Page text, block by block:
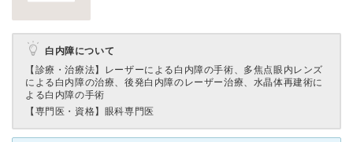
白内障について
【診療・治療法】 レーザーによる白内障の手術、多焦点眼内レンズ
による白内障の治療、後発白内障のレーザー治療、水晶体再建術に
よる白内障の手術
【専門医・資格】 眼科専門医